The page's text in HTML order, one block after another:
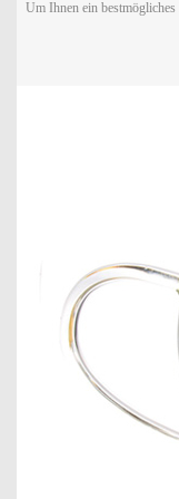
Um Ihnen ein